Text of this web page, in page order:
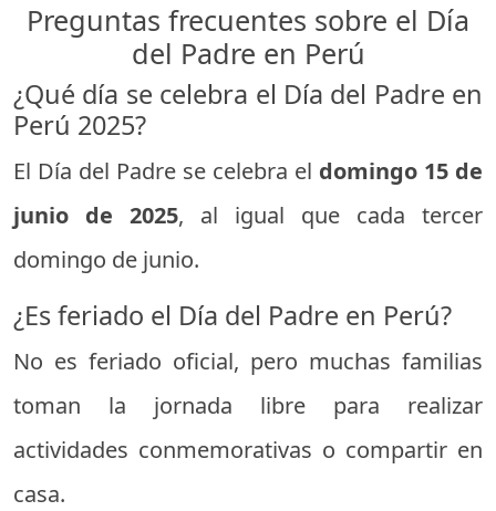
Preguntas frecuentes sobre el Día
del Padre en Perú
¿Qué día se celebra el Día del Padre en
Perú 2025?
El Día del Padre se celebra el domingo 15 de
junio de 2025, al igual que cada tercer
domingo de junio.
¿Es feriado el Día del Padre en Perú?
No es feriado oficial, pero muchas familias
toman la jornada libre para realizar
actividades conmemorativas o compartir en
casa.